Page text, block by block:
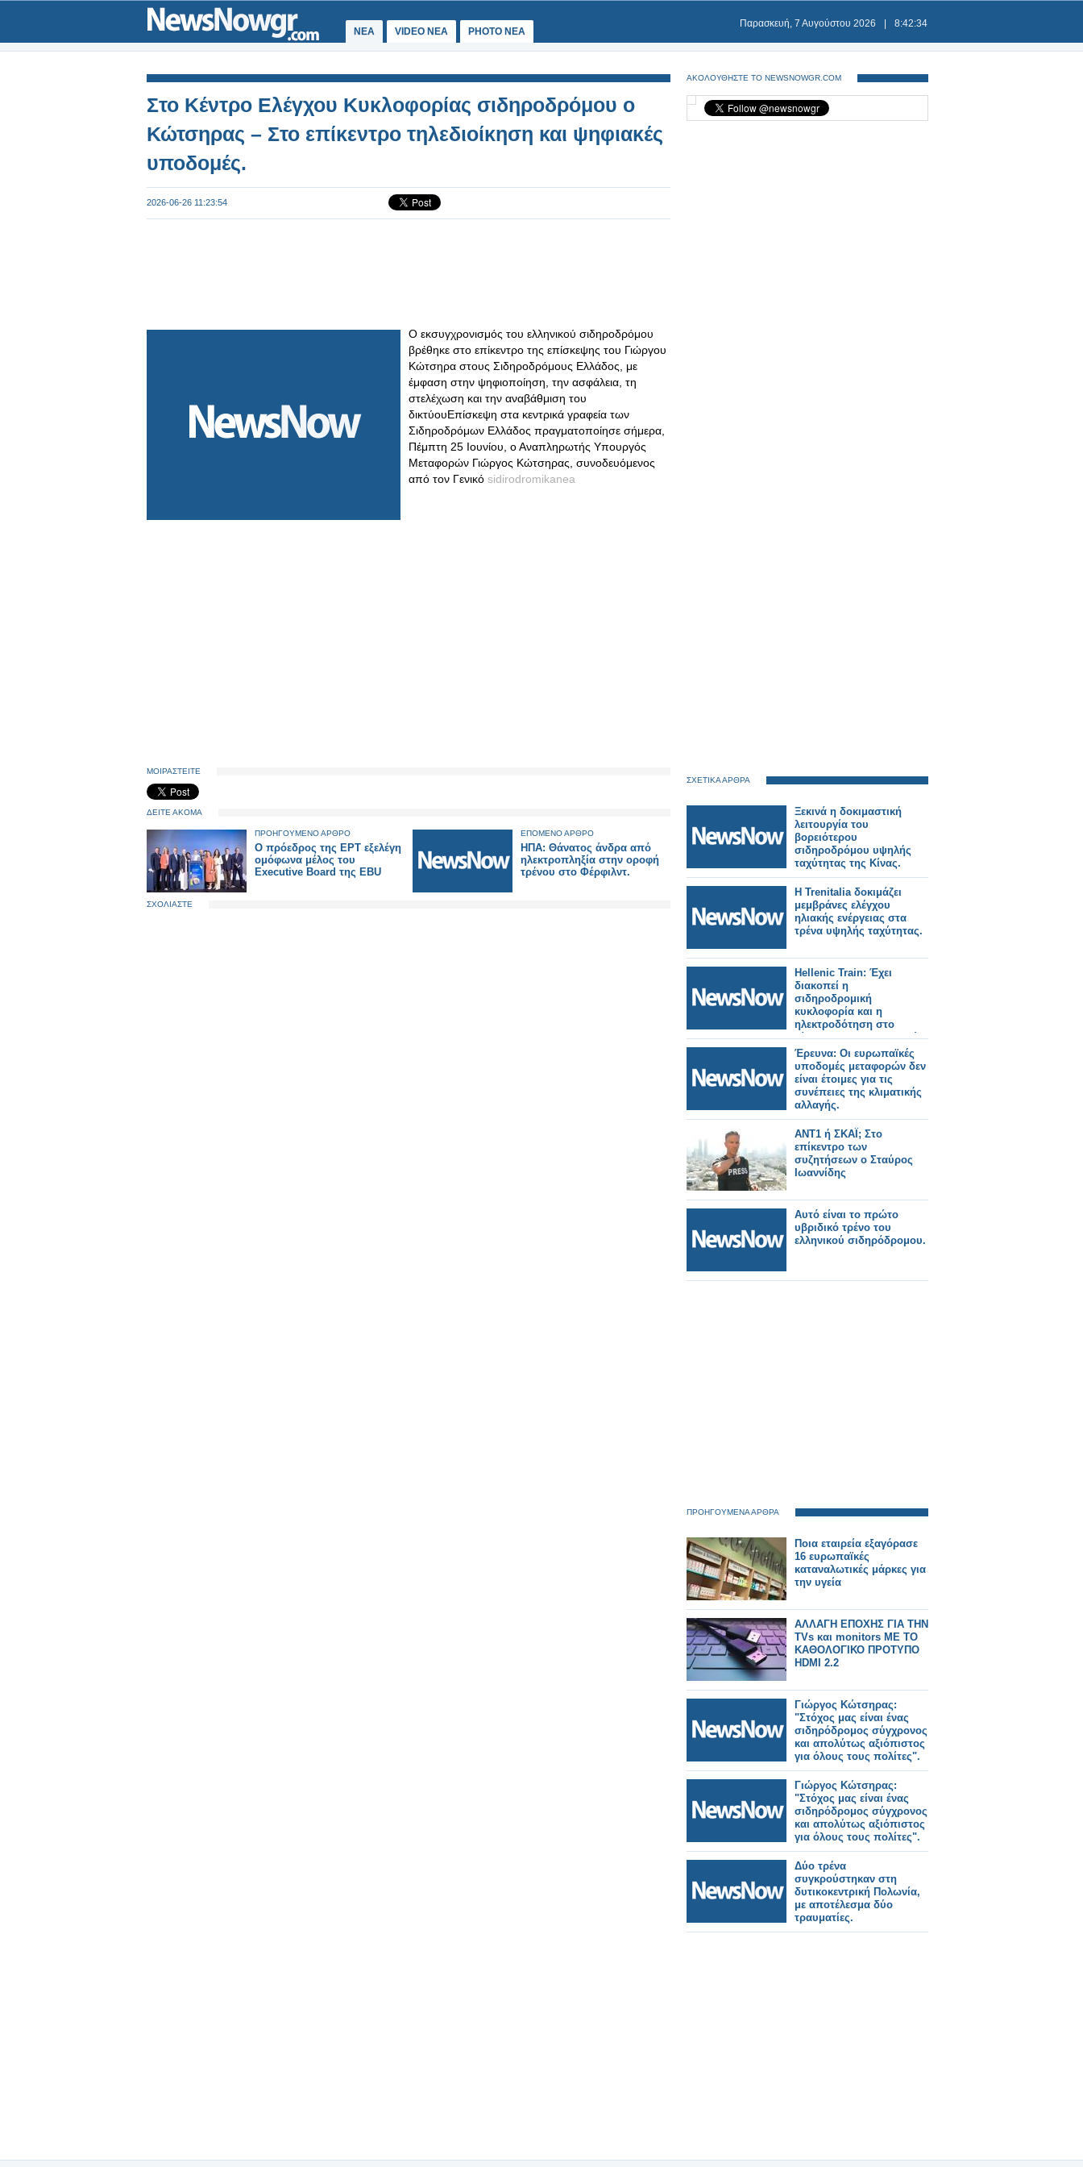
ΝΕΑ VIDEO NEA PHOTO NEA
Παρασκευή, 7 Αυγούστου 2026 8:42:34
Στο Κέντρο Ελέγχου Κυκλοφορίας σιδηροδρόμου ο
Κώτσηρας – Στο επίκεντρο τηλεδιοίκηση και ψηφιακές
υποδομές.
2026-06-26 11:23:54
Ο εκσυγχρονισμός του ελληνικού σιδηροδρόμου
βρέθηκε στο επίκεντρο της επίσκεψης του Γιώργου
Κώτσηρα στους Σιδηροδρόμους Ελλάδος, με
έμφαση στην ψηφιοποίηση, την ασφάλεια, τη
στελέχωση και την αναβάθμιση του
δικτύουΕπίσκεψη στα κεντρικά γραφεία των
Σιδηροδρόμων Ελλάδος πραγματοποίησε σήμερα,
Πέμπτη 25 Ιουνίου, ο Αναπληρωτής Υπουργός
Μεταφορών Γιώργος Κώτσηρας, συνοδευόμενος
από τον Γενικό sidirodromikanea
ΜΟΙΡΑΣΤΕΙΤΕ
ΔΕΙΤΕ ΑΚΟΜΑ
ΠΡΟΗΓΟΥΜΕΝΟ ΑΡΘΡΟ
Ο πρόεδρος της ΕΡΤ εξελέγη
ομόφωνα μέλος του
Executive Board της EBU
ΕΠΟΜΕΝΟ ΑΡΘΡΟ
ΗΠΑ: Θάνατος άνδρα από
ηλεκτροπληξία στην οροφή
τρένου στο Φέρφιλντ.
ΣΧΟΛΙΑΣΤΕ
ΑΚΟΛΟΥΘΗΣΤΕ ΤΟ NEWSNOWGR.COM
ΣΧΕΤΙΚΑ ΑΡΘΡΑ
Ξεκινά η δοκιμαστική
λειτουργία του
βορειότερου
σιδηροδρόμου υψηλής
ταχύτητας της Κίνας.
Η Trenitalia δοκιμάζει
μεμβράνες ελέγχου
ηλιακής ενέργειας στα
τρένα υψηλής ταχύτητας.
Hellenic Train: Έχει
διακοπεί η
σιδηροδρομική
κυκλοφορία και η
ηλεκτροδότηση στο
δίκτυο του Προαστιακού
Σιδηροδρόμου Αθηνών.
Έρευνα: Οι ευρωπαϊκές
υποδομές μεταφορών δεν
είναι έτοιμες για τις
συνέπειες της κλιματικής
αλλαγής.
ΑΝΤ1 ή ΣΚΑΪ; Στο
επίκεντρο των
συζητήσεων ο Σταύρος
Ιωαννίδης
Αυτό είναι το πρώτο
υβριδικό τρένο του
ελληνικού σιδηρόδρομου.
ΠΡΟΗΓΟΥΜΕΝΑ ΑΡΘΡΑ
Ποια εταιρεία εξαγόρασε
16 ευρωπαϊκές
καταναλωτικές μάρκες για
την υγεία
ΑΛΛΑΓΗ ΕΠΟΧΗΣ ΓΙΑ ΤΗΝ
TVs και monitors ΜΕ ΤΟ
ΚΑΘΟΛΟΓΙΚΟ ΠΡΟΤΥΠΟ
HDMI 2.2
Γιώργος Κώτσηρας:
"Στόχος μας είναι ένας
σιδηρόδρομος σύγχρονος
και απολύτως αξιόπιστος
για όλους τους πολίτες".
Γιώργος Κώτσηρας:
"Στόχος μας είναι ένας
σιδηρόδρομος σύγχρονος
και απολύτως αξιόπιστος
για όλους τους πολίτες".
Δύο τρένα
συγκρούστηκαν στη
δυτικοκεντρική Πολωνία,
με αποτέλεσμα δύο
τραυματίες.